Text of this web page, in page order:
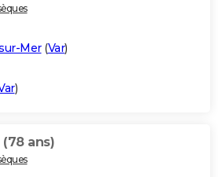
Mer(Var)
)
(78 ans)